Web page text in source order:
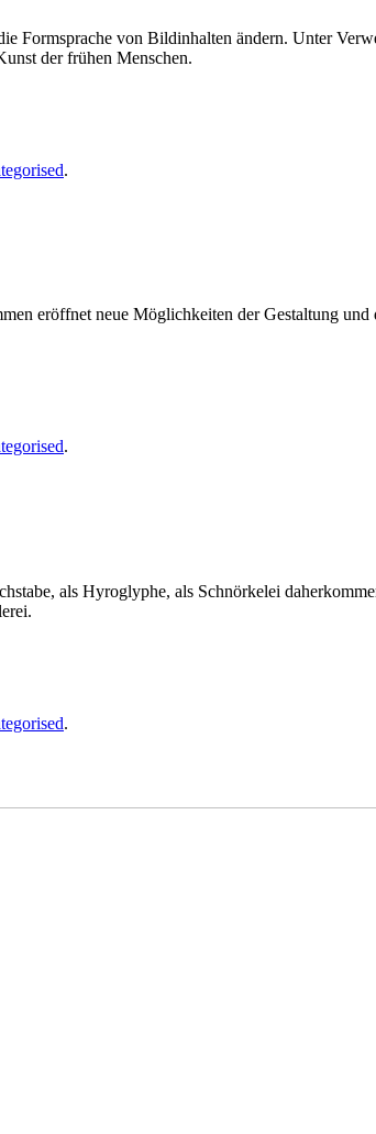
Formsprache von Bildinhalten ändern. Unter
der frühen Menschen.
.
eröffnet neue Möglichkeiten der Gestaltung
.
als Hyroglyphe, als Schnörkelei
.